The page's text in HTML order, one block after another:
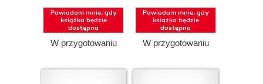
rozszerzone
Powiadom mnie, gdy
książka będzie
dostępna
W przygotowaniu
Powiadom mnie, gdy
książka będzie
dostępna
W przygotowaniu